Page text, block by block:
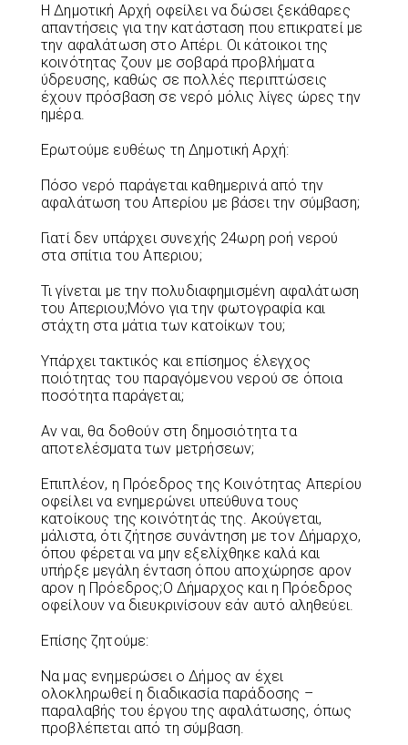
Η Δημοτική Αρχή οφείλει να δώσει ξεκάθαρες
απαντήσεις για την κατάσταση που επικρατεί με
την αφαλάτωση στο Απέρι. Οι κάτοικοι της
κοινότητας ζουν με σοβαρά προβλήματα
ύδρευσης, καθώς σε πολλές περιπτώσεις
έχουν πρόσβαση σε νερό μόλις λίγες ώρες την
ημέρα.
Ερωτούμε ευθέως τη Δημοτική Αρχή:
Πόσο νερό παράγεται καθημερινά από την
αφαλάτωση του Απερίου με βάσει την σύμβαση;
Γιατί δεν υπάρχει συνεχής 24ωρη ροή νερού
στα σπίτια του Απεριου;
Τι γίνεται με την πολυδιαφημισμένη αφαλάτωση
του Απεριου;Μόνο για την φωτογραφία και
στάχτη στα μάτια των κατοίκων του;
Υπάρχει τακτικός και επίσημος έλεγχος
ποιότητας του παραγόμενου νερού σε όποια
ποσότητα παράγεται;
Αν ναι, θα δοθούν στη δημοσιότητα τα
αποτελέσματα των μετρήσεων;
Επιπλέον, η Πρόεδρος της Κοινότητας Απερίου
οφείλει να ενημερώνει υπεύθυνα τους
κατοίκους της κοινότητάς της. Ακούγεται,
μάλιστα, ότι ζήτησε συνάντηση με τον Δήμαρχο,
όπου φέρεται να μην εξελίχθηκε καλά και
υπήρξε μεγάλη ένταση όπου αποχώρησε αρον
αρον η Πρόεδρος;Ο Δήμαρχος και η Πρόεδρος
οφείλουν να διευκρινίσουν εάν αυτό αληθεύει.
Επίσης ζητούμε:
Να μας ενημερώσει ο Δήμος αν έχει
ολοκληρωθεί η διαδικασία παράδοσης –
παραλαβής του έργου της αφαλάτωσης, όπως
προβλέπεται από τη σύμβαση.